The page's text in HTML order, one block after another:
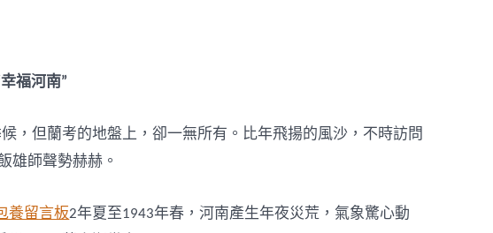
福河南”
，但蘭考的地盤上，卻一無所有。比年飛揚的風沙，不時訪問
雄師聲勢赫赫。
養留言板2年夏至1943年春，河南產生年夜災荒，氣象驚心動